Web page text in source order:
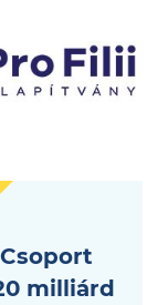
milliárd